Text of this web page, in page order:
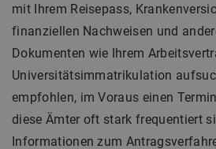
mit Ihrem Reisepass,
finanziellen Nachweisen und
Dokumenten wie Ihrem
Universitätsimmatrikulation
empfohlen, im Voraus einen
diese Ämter oft stark frequentiert
Informationen zum